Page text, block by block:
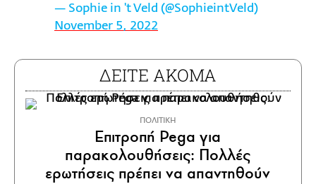
— Sophie in 't Veld (@SophieintVeld)
November 5, 2022
ΔΕΙΤΕ ΑΚΟΜΑ
ΠΟΛΙΤΙΚΗ
Επιτροπή Pega για
παρακολουθήσεις: Πολλές
ερωτήσεις πρέπει να απαντηθούν